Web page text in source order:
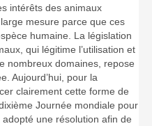
intérêts des animaux
mesure parce que ces
humaine. La législation
qui légitime l’utilisation et
nombreux domaines, repose
Aujourd’hui, pour la
clairement cette forme de
Journée mondiale pour
une résolution afin de